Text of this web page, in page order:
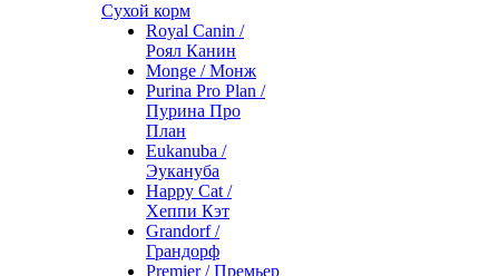
Сухой корм
Royal Canin /
Роял Канин
Monge / Монж
Purina Pro Plan /
Пурина Про
План
Eukanuba /
Эукануба
Happy Cat /
Хеппи Кэт
Grandorf /
Грандорф
Premier / Премьер